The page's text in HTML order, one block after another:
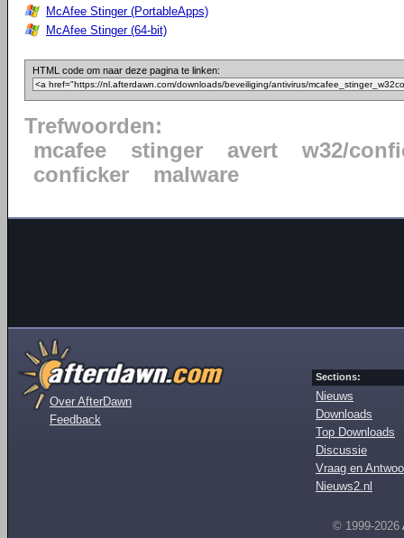
McAfee Stinger (PortableApps)
McAfee Stinger (64-bit)
HTML code om naar deze pagina te linken:
Trefwoorden:
mcafee
stinger avert
w32/
conficker
malware
Over AfterDawn
Feedback
Sections:
Nieuws
Downloads
Top Downloads
Discussie
Vraag en
Nieuws2.nl
© 1999-2026